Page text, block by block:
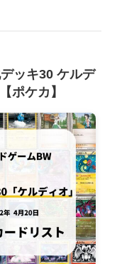
ッキ30 ケルデ
ポケカ】